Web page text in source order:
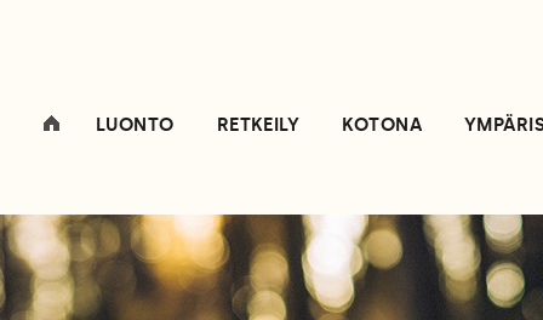
LUONTO RETKEILY KOTONA